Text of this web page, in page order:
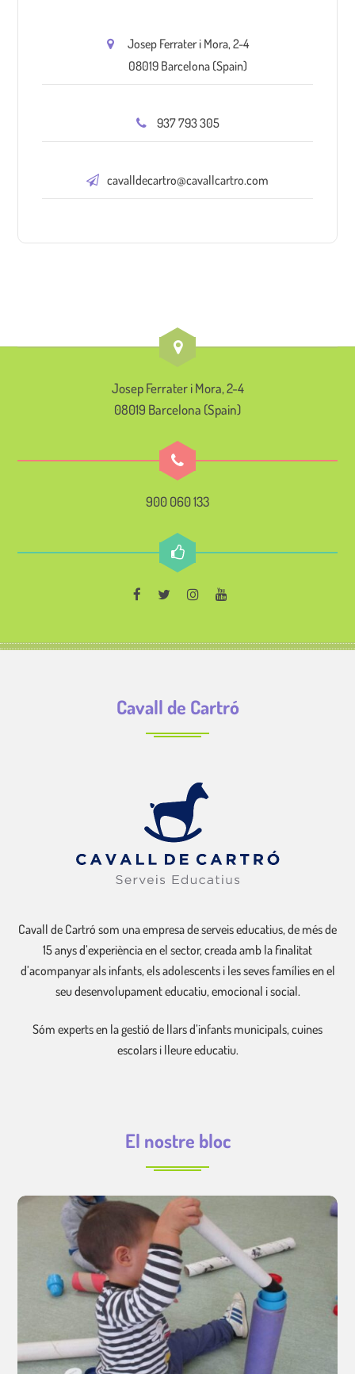
Josep Ferrater i Mora, 2-4
08019 Barcelona (Spain)
937 793 305
cavalldecartro@cavallcartro.com
Josep Ferrater i Mora, 2-4
08019 Barcelona (Spain)
900 060 133
Cavall de Cartró
Cavall de Cartró som una empresa de serveis educatius, de més de
15 anys d’experiència en el sector, creada amb la finalitat
d’acompanyar als infants, els adolescents i les seves famílies en el
seu desenvolupament educatiu, emocional i social.
Sóm experts en la gestió de llars d’infants municipals, cuines
escolars i lleure educatiu.
El nostre bloc